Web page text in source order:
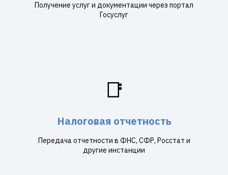
Получение услуг и документации через портал
Госуслуг
📑
Налоговая отчетность
Передача отчетности в ФНС, СФР, Росстат и
другие инстанции